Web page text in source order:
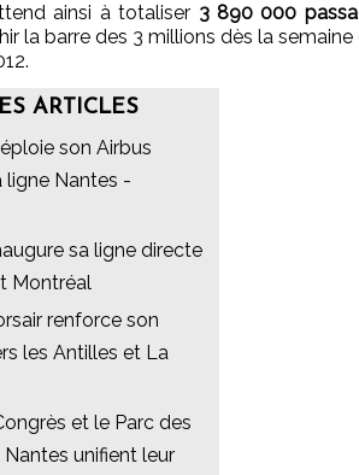
ainsi à totaliser 3 890 000
la barre des 3 millions dès la
ARTICLES
son Airbus
ligne Nantes -
sa ligne directe
Montréal
renforce son
les Antilles et La
et le Parc des
unifient leur